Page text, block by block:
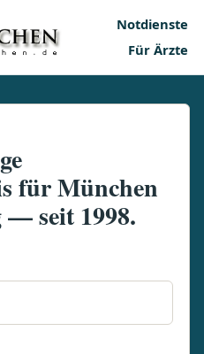
Notdienste
Für Ärzte
für München
— seit 1998.